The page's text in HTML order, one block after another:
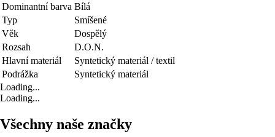
Dominantní barva Bílá
Typ
Smíšené
Věk
Dospělý
Rozsah
D.O.N.
Hlavní materiál
Syntetický materiál / textil
Podrážka
Syntetický materiál
Loading...
Loading...
Všechny naše značky